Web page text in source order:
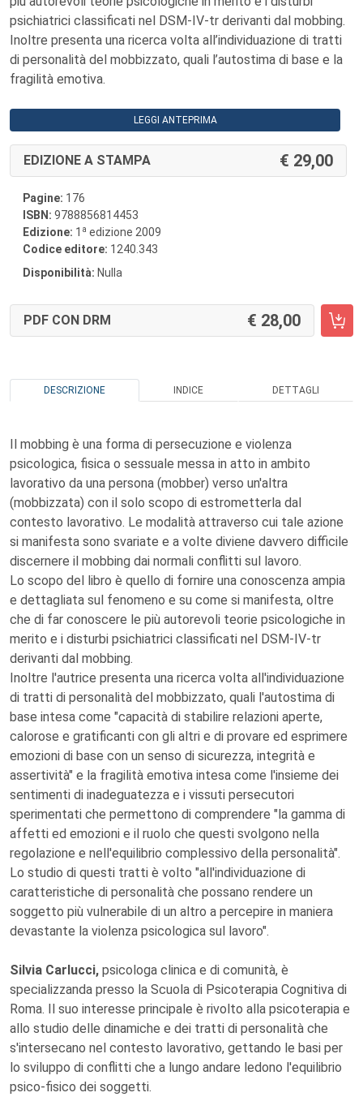
psichiatrici classificati nel DSM-IV-tr derivanti dal mobbing.
Inoltre presenta una ricerca volta all’individuazione di tratti
di personalità del mobbizzato, quali l’autostima di base e la
fragilità emotiva.
LEGGI ANTEPRIMA
EDIZIONE A STAMPA 29,00
Pagine: 176
ISBN: 9788856814453
Edizione: 1 a edizione 2009
Codice editore: 1240.343
Disponibilità: Nulla
PDF CON DRM 28,00
DESCRIZIONE INDICE DETTAGLI
Il mobbing è una forma di persecuzione e violenza
psicologica, fisica o sessuale messa in atto in ambito
lavorativo da una persona (mobber) verso un'altra
(mobbizzata) con il solo scopo di estrometterla dal
contesto lavorativo. Le modalità attraverso cui tale azione
si manifesta sono svariate e a volte diviene davvero difficile
discernere il mobbing dai normali conflitti sul lavoro.
Lo scopo del libro è quello di fornire una conoscenza ampia
e dettagliata sul fenomeno e su come si manifesta, oltre
che di far conoscere le più autorevoli teorie psicologiche in
merito e i disturbi psichiatrici classificati nel DSM-IV-tr
derivanti dal mobbing.
Inoltre l'autrice presenta una ricerca volta all'individuazione
di tratti di personalità del mobbizzato, quali l'autostima di
base intesa come "capacità di stabilire relazioni aperte,
calorose e gratificanti con gli altri e di provare ed esprimere
emozioni di base con un senso di sicurezza, integrità e
assertività" e la fragilità emotiva intesa come l'insieme dei
sentimenti di inadeguatezza e i vissuti persecutori
sperimentati che permettono di comprendere "la gamma di
affetti ed emozioni e il ruolo che questi svolgono nella
regolazione e nell'equilibrio complessivo della personalità".
Lo studio di questi tratti è volto "all'individuazione di
caratteristiche di personalità che possano rendere un
soggetto più vulnerabile di un altro a percepire in maniera
devastante la violenza psicologica sul lavoro".
Silvia Carlucci, psicologa clinica e di comunità, è
specializzanda presso la Scuola di Psicoterapia Cognitiva di
Roma. Il suo interesse principale è rivolto alla psicoterapia e
allo studio delle dinamiche e dei tratti di personalità che
s'intersecano nel contesto lavorativo, gettando le basi per
lo sviluppo di conflitti che a lungo andare ledono l'equilibrio
psico-fisico dei soggetti.